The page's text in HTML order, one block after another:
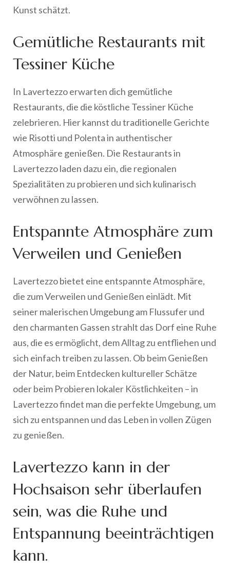
Kunst schätzt.
Gemütliche Restaurants mit
Tessiner Küche
In Lavertezzo erwarten dich gemütliche
Restaurants, die die köstliche Tessiner Küche
zelebrieren. Hier kannst du traditionelle Gerichte
wie Risotti und Polenta in authentischer
Atmosphäre genießen. Die Restaurants in
Lavertezzo laden dazu ein, die regionalen
Spezialitäten zu probieren und sich kulinarisch
verwöhnen zu lassen.
Entspannte Atmosphäre zum
Verweilen und Genießen
Lavertezzo bietet eine entspannte Atmosphäre,
die zum Verweilen und Genießen einlädt. Mit
seiner malerischen Umgebung am Flussufer und
den charmanten Gassen strahlt das Dorf eine Ruhe
aus, die es ermöglicht, dem Alltag zu entfliehen und
sich einfach treiben zu lassen. Ob beim Genießen
der Natur, beim Entdecken kultureller Schätze
oder beim Probieren lokaler Köstlichkeiten – in
Lavertezzo findet man die perfekte Umgebung, um
sich zu entspannen und das Leben in vollen Zügen
zu genießen.
Lavertezzo kann in der
Hochsaison sehr überlaufen
sein, was die Ruhe und
Entspannung beeinträchtigen
kann.